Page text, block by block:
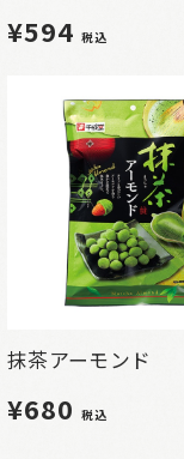
¥594税込
抹茶アーモンド
¥680税込